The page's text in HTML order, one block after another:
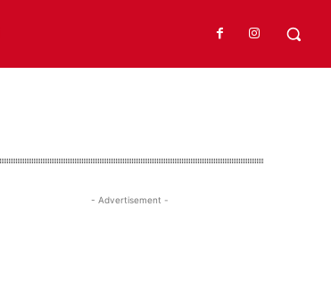
- Advertisement -